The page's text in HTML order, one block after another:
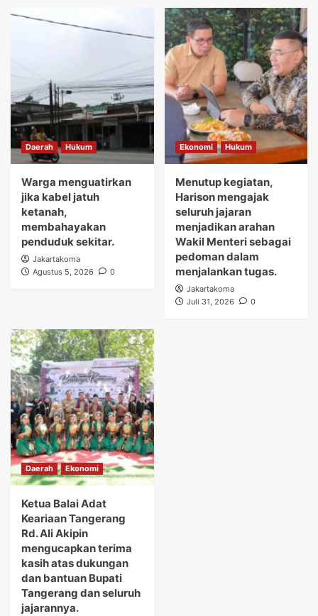
Daerah Hukum
Warga menguatirkan
jika kabel jatuh
ketanah,
membahayakan
penduduk sekitar.
Jakartakoma
Agustus 5, 2026
0
Ekonomi Hukum
Menutup kegiatan,
Harison mengajak
seluruh jajaran
menjadikan arahan
Wakil Menteri sebagai
pedoman dalam
menjalankan tugas.
Jakartakoma
Juli 31, 2026
0
Daerah Ekonomi
Ketua Balai Adat
Keariaan Tangerang
Rd. Ali Akipin
mengucapkan terima
kasih atas dukungan
dan bantuan Bupati
Tangerang dan seluruh
jajarannya.